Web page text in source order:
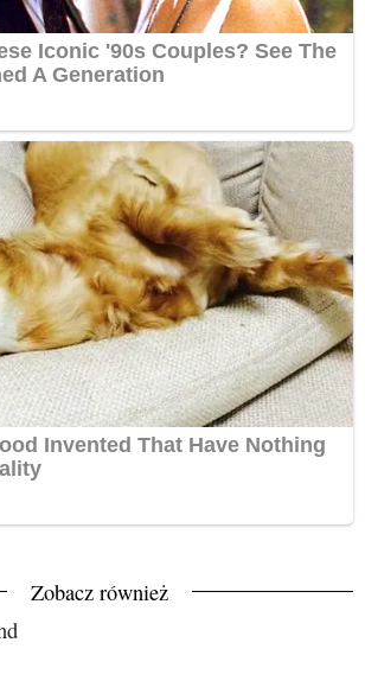
Zobacz również